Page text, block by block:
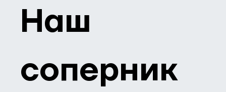
Наш
соперник